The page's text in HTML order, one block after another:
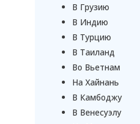
В Грузию
В Индию
В Турцию
В Таиланд
Во Вьетнам
На Хайнань
В Камбоджу
В Венесуэлу